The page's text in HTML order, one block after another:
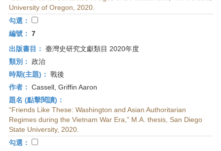
University of Oregon, 2020.
勾選：
編號： 7
出版書目： 臺灣史研究文獻類目 2020年度
類別： 政治
時期(主題)： 戰後
作者： Cassell, Griffin Aaron
題名 (點擊閱讀)：
“Friends Like These: Washington and Asian Authoritarian
Regimes during the Vietnam War Era,” M.A. thesis, San Diego
State University, 2020.
勾選：